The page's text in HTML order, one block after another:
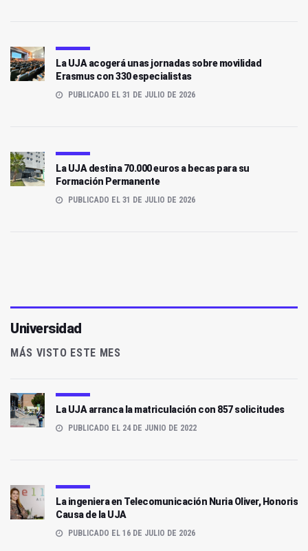
La UJA acogerá unas jornadas sobre movilidad
Erasmus con 330 especialistas
PUBLICADO EL 31 DE JULIO DE 2026
La UJA destina 70.000 euros a becas para su
Formación Permanente
PUBLICADO EL 31 DE JULIO DE 2026
Universidad
MÁS VISTO ESTE MES
La UJA arranca la matriculación con 857 solicitudes
PUBLICADO EL 24 DE JUNIO DE 2022
La ingeniera en Telecomunicación Nuria Oliver, Honoris
Causa de la UJA
PUBLICADO EL 16 DE JULIO DE 2026